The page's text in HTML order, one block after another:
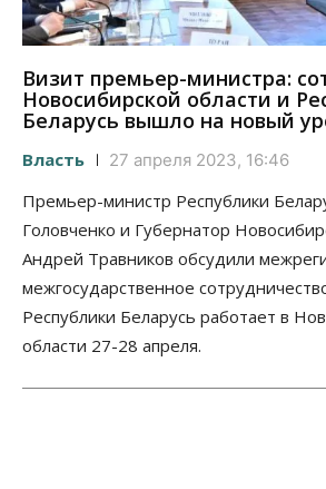
Визит премьер-министра:
Новосибирской области и
Беларусь вышло на новый
Власть 27 апреля 2023, 16:46
Премьер-министр Республики
Головченко и Губернатор
Андрей Травников обсудили
межгосударственное
Республики Беларусь работает в
области 27-28 апреля.